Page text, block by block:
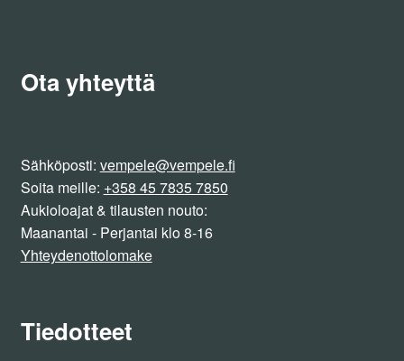
Ota yhteyttä
Sähköposti: vempele@vempele.fi
Soita meille: +358 45 7835 7850
Aukioloajat & tilausten nouto:
Maanantai - Perjantai klo 8-16
Yhteydenottolomake
Tiedotteet